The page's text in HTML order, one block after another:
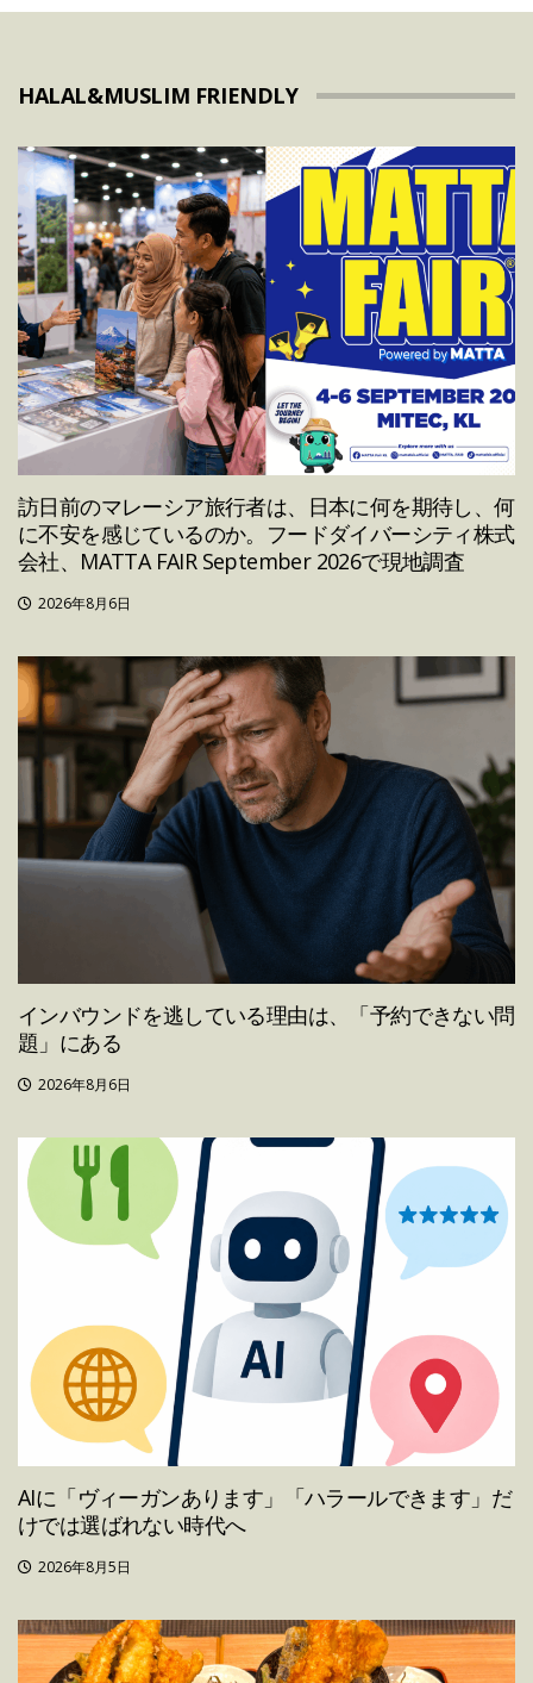
HALAL&MUSLIM FRIENDLY
訪日前のマレーシア旅行者は、日本に何を期待し、何
に不安を感じているのか。フードダイバーシティ株式
会社、MATTA FAIR September 2026で現地調査
2026年8月6日
インバウンドを逃している理由は、「予約できない問
題」にある
2026年8月6日
AIに「ヴィーガンあります」「ハラールできます」だ
けでは選ばれない時代へ
2026年8月5日